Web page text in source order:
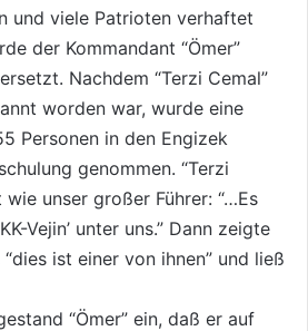
und viele Patrioten verhaftet
der Kommandant “Ömer”
Nachdem “Terzi Cemal”
worden war, wurde eine
Personen in den Engizek
genommen. “Terzi
wie unser großer Führer: “…Es
Vejin’ unter uns.” Dann zeigte
“dies ist einer von ihnen” und ließ
“Ömer” ein, daß er auf